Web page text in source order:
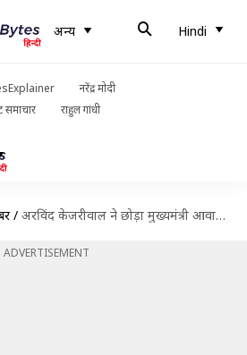
अन्य Hindi
नरेंद्र मोदी
समाचार राहुल गांधी
/ अरविंद केजरीवाल ने छोड़ा मुख्यमंत्री आवास, जानिए अब कहां रहेंगे
ADVERTISEMENT